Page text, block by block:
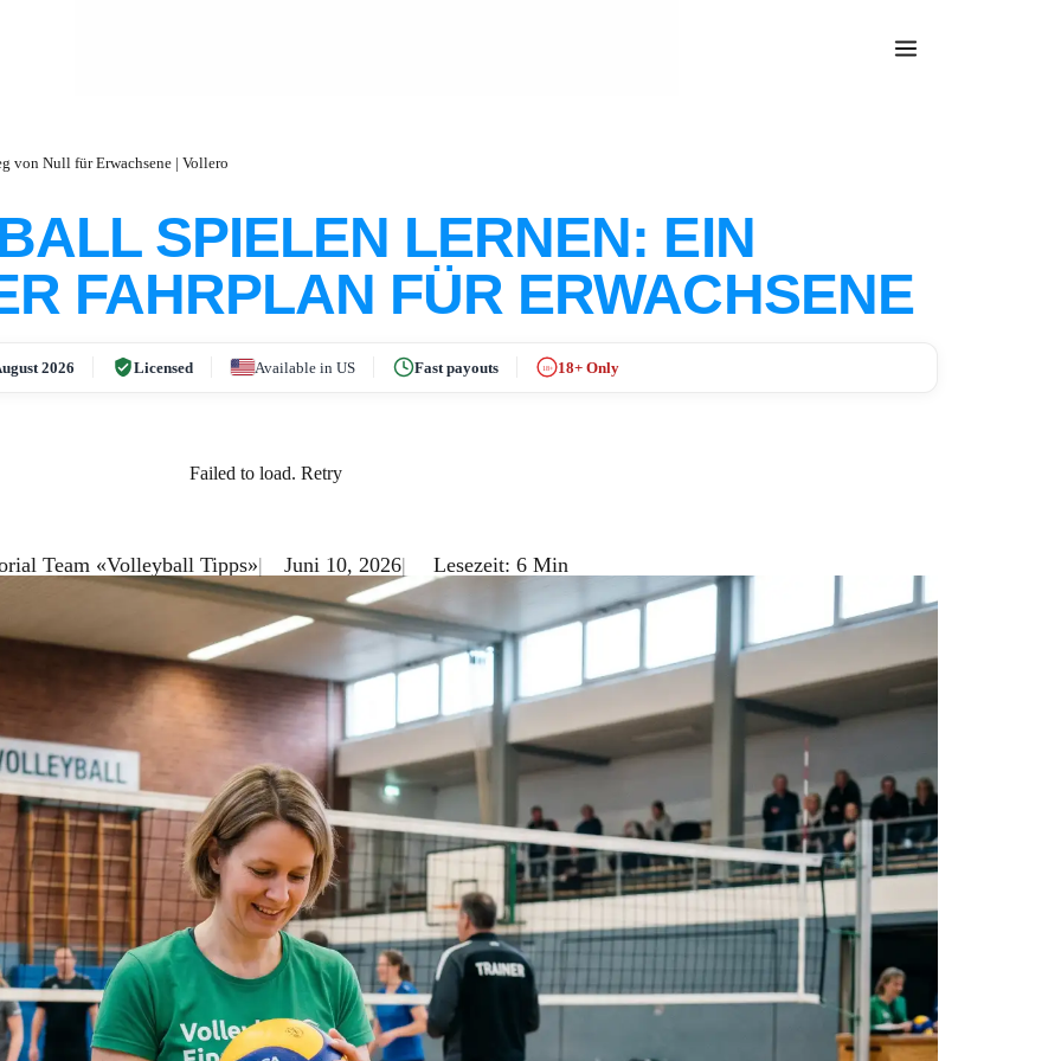
von Null für Erwachsene | Vollero
SPIELEN LERNEN: EIN
FAHRPLAN FÜR ERWACHSENE
2026 Licensed Available in US Fast payouts 18+ 18+ Only
Failed to load. Retry
Team «Volleyball Tipps» Juni 10, 2026 Lesezeit: 6 Min